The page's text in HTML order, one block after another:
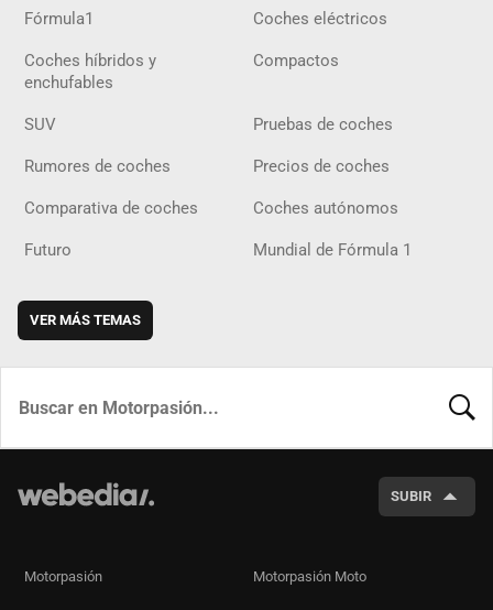
Fórmula1 Coches eléctricos
Coches híbridos y
enchufables
Compactos
SUV Pruebas de coches
Rumores de coches Precios de coches
Comparativa de coches Coches autónomos
Futuro Mundial de Fórmula 1
VER MÁS TEMAS
SUBIR
Motorpasión Motorpasión Moto